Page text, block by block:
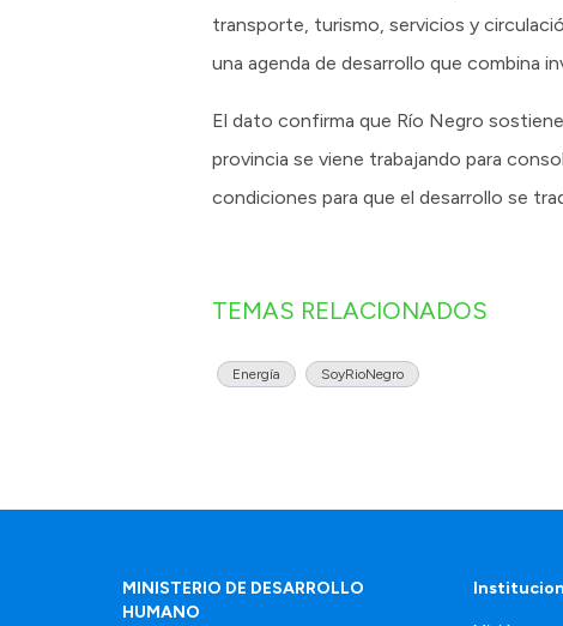
transporte, turismo, servicios y
una agenda de desarrollo que combina
El dato confirma que Río Negro
provincia se viene trabajando para
condiciones para que el desarrollo se
TEMAS RELACIONADOS
Energía SoyRioNegro
MINISTERIO DE DESARROLLO
HUMANO